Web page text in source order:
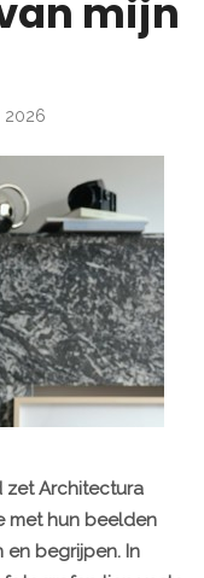
mijn
2026
zet Architectura
met hun beelden
begrijpen. In